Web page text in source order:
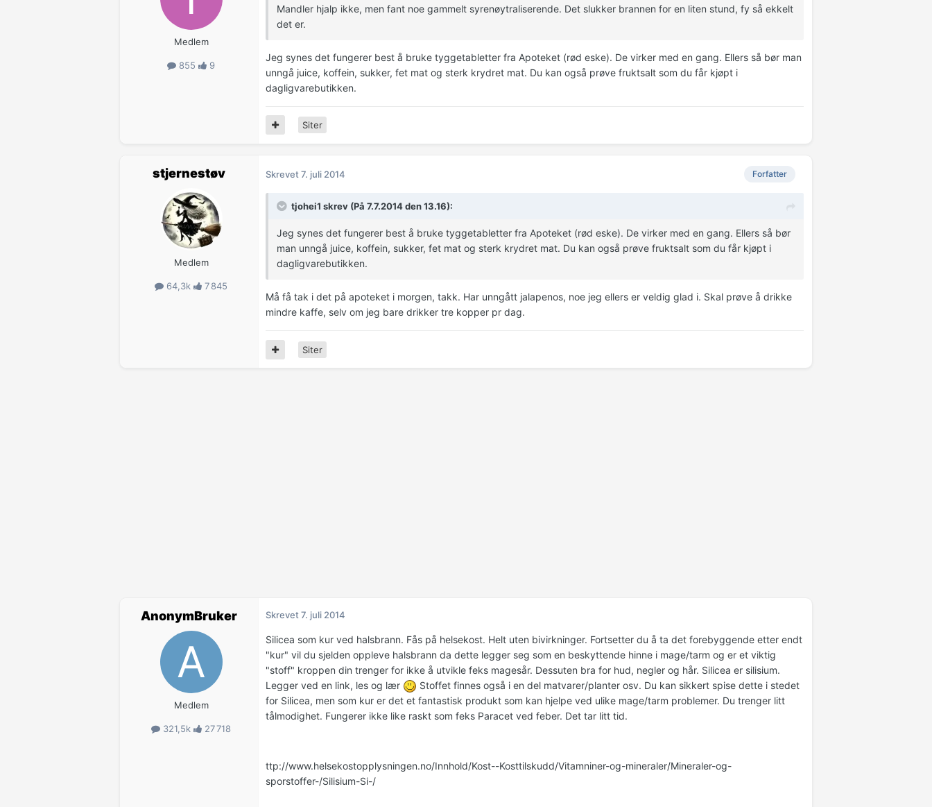
Medlem
855 9
Mandler hjalp ikke, men fant noe gammelt syrenøytraliserende. Det slukker brannen for en liten stund, fy så ekkelt
det er.
Jeg synes det fungerer best å bruke tyggetabletter fra Apoteket (rød eske). De virker med en gang. Ellers så bør man
unngå juice, koffein, sukker, fet mat og sterk krydret mat. Du kan også prøve fruktsalt som du får kjøpt i
dagligvarebutikken.
Siter
stjernestøv
Medlem
64,3k 7 845
Forfatter
Skrevet7. juli 2014
tjohei1 skrev (På 7.7.2014 den 13.16):
Jeg synes det fungerer best å bruke tyggetabletter fra Apoteket (rød eske). De virker med en gang. Ellers så bør
man unngå juice, koffein, sukker, fet mat og sterk krydret mat. Du kan også prøve fruktsalt som du får kjøpt i
dagligvarebutikken.
Må få tak i det på apoteket i morgen, takk. Har unngått jalapenos, noe jeg ellers er veldig glad i. Skal prøve å drikke
mindre kaffe, selv om jeg bare drikker tre kopper pr dag.
Siter
AnonymBruker
Medlem
321,5k 27 718
Skrevet7. juli 2014
Silicea som kur ved halsbrann. Fås på helsekost. Helt uten bivirkninger. Fortsetter du å ta det forebyggende etter endt
"kur" vil du sjelden oppleve halsbrann da dette legger seg som en beskyttende hinne i mage/tarm og er et viktig
"stoff" kroppen din trenger for ikke å utvikle feks magesår. Dessuten bra for hud, negler og hår. Silicea er silisium.
Legger ved en link, les og lær
Stoffet finnes også i en del matvarer/planter osv. Du kan sikkert spise dette i stedet
for Silicea, men som kur er det et fantastisk produkt som kan hjelpe ved ulike mage/tarm problemer. Du trenger litt
tålmodighet. Fungerer ikke like raskt som feks Paracet ved feber. Det tar litt tid.
ttp://www.helsekostopplysningen.no/Innhold/Kost--Kosttilskudd/Vitamniner-og-mineraler/Mineraler-og-
sporstoffer-/Silisium-Si-/